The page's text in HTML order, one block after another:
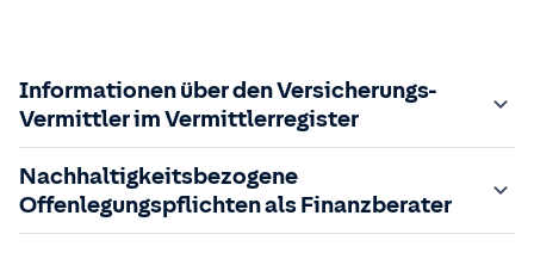
Informationen über den Versicherungs-
Vermittler im Vermittlerregister
Zuständige Aufsichtsbehörde:
Der Vermittler ist gebundener Versicherungsvermittler
gem. §34d GewO, bei der zuständigen IHK gemeldet und
Nachhaltigkeitsbezogene
Offenlegungspflichten als Finanzberater